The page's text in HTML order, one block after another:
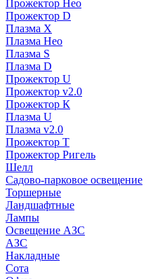
Прожектор Нео
Прожектор D
Плазма X
Плазма Нео
Плазма S
Плазма D
Прожектор U
Прожектор v2.0
Прожектор К
Плазма U
Плазма v2.0
Прожектор Т
Прожектор Ригель
Шелл
Садово-парковое освещение
Торшерные
Ландшафтные
Лампы
Освещение АЗС
АЗС
Накладные
Сота